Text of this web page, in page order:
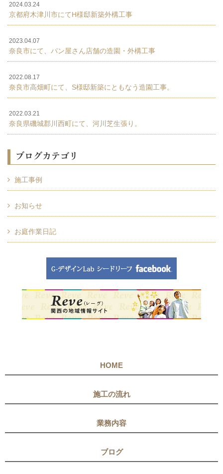
2024.03.24
京都府木津川市にてH様邸新築外構工事
2023.04.07
奈良市にて、パン屋さん店舗の造園・外構工事
2022.08.17
奈良市高畑町にて、S様邸新築にともなう造園工事。
2022.03.21
奈良県磯城郡川西町にて、河川芝生張り。
ブログカテゴリ
施工事例
お知らせ
お庭作業日記
HOME
施工の流れ
業務内容
ブログ